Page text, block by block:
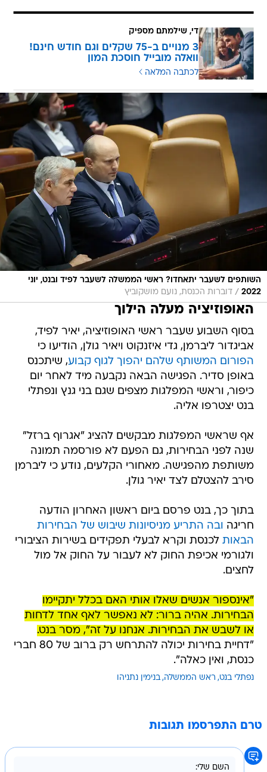
די, שילמתם מספיק
3 מנויים ב-75 שקלים וגם חודש חינם!
וואלה מובייל חוסכת המון
לכתבה המלאה
השותפים לשעבר יתאחדו? ראשי הממשלה לשעבר לפיד ובנט, יוני
2022
/ דוברות הכנסת, נועם מושקוביץ
האופוזיציה מעלה הילוך
בסוף השבוע שעבר ראשי האופוזיציה, יאיר לפיד,
אביגדור ליברמן, גדי איזנקוט ויאיר גולן, הודיעו כי
הפורום המשותף שלהם יהפוך לגוף קבוע, שיתכנס
באופן סדיר. הפגישה הבאה נקבעה מיד לאחר יום
כיפור, וראשי המפלגות מצפים שגם בני גנץ ונפתלי
בנט יצטרפו אליה.
אף שראשי המפלגות מבקשים להציג "אגרוף ברזל"
שנה לפני הבחירות, גם הפעם לא פורסמה תמונה
משותפת מהפגישה. מאחורי הקלעים, נודע כי ליברמן
סירב להצטלם לצד יאיר גולן.
בתוך כך, בנט פרסם ביום ראשון האחרון הודעה
חריגה ובה התריע מניסיונות שיבוש של הבחירות
הבאות לכנסת וקרא לבעלי תפקידים בשירות הציבורי
ולגורמי אכיפת החוק לא לעבור על החוק אל מול
לחצים.
"אינספור אנשים שאלו אותי האם בכלל יתקיימו
הבחירות. אהיה ברור: לא נאפשר לאף אחד לדחות
או לשבש את הבחירות. אנחנו על זה", מסר בנט.
"דחיית בחירות יכולה להתרחש רק ברוב של 80 חברי
כנסת, ואין כאלה".
נפתלי בנט ראש הממשלה בנימין נתניהו
טרם התפרסמו תגובות